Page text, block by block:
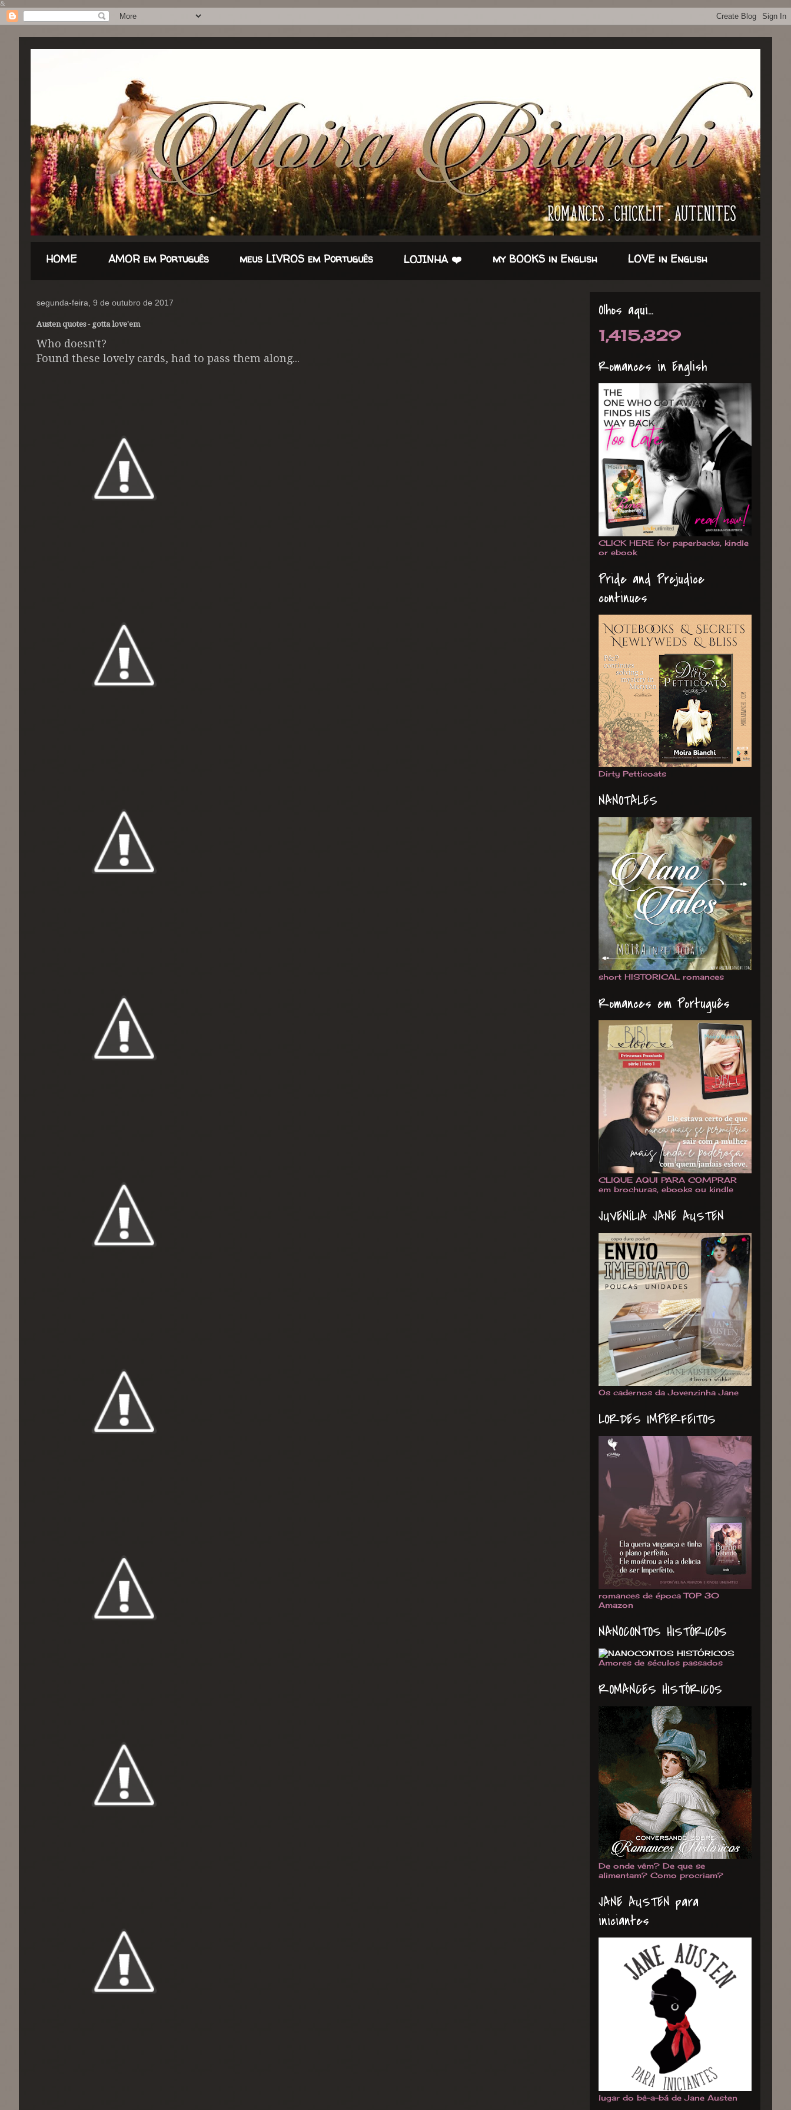
&
HOME AMOR em Português meus LIVROS em Português LOJINHA ❤️ my BOOKS in English LOVE in English
segunda-feira, 9 de outubro de 2017
Austen quotes - gotta love'em
Who doesn't?
Found these lovely cards, had to pass them along...
Olhos aqui...
1,415,329
Romances in English
CLICK HERE for paperbacks, kindle
or ebook
Pride and Prejudice
continues
Dirty Petticoats
NANOTALES
short HISTORICAL romances
Romances em Português
CLIQUE AQUI PARA COMPRAR
em brochuras, ebooks ou kindle
JUVENÍLIA JANE AUSTEN
Os cadernos da Jovenzinha Jane
LORDES IMPERFEITOS
romances de época TOP 30
Amazon
NANOCONTOS HISTÓRICOS
Amores de séculos passados
ROMANCES HISTÓRICOS
De onde vêm? De que se
alimentam? Como procriam?
JANE AUSTEN para
iniciantes
lugar do bê-a-bá de Jane Austen